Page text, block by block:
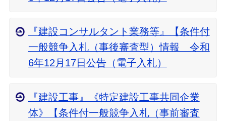
『建設コンサルタント業務等』【条件付
一般競争入札（事後審査型）情報 令和
6年12月17日公告（電子入札）
『建設工事』《特定建設工事共同企業
体》【条件付一般競争入札（事前審査